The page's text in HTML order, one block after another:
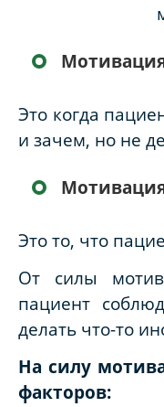
Это когда
и зачем, но не
Это то, что
От силы
пациент
делать что-то
На силу
факторов: